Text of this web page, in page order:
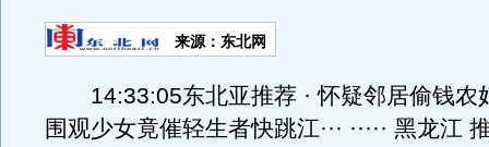
来源：东北网
14:33:05东北亚推荐 · 怀疑邻居偷钱农
围观少女竟催轻生者快跳江··· ····· 黑龙江